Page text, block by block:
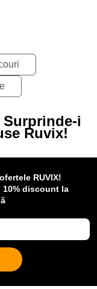
Surprinde-i
Ruvix!
RUVIX!
10% discount la